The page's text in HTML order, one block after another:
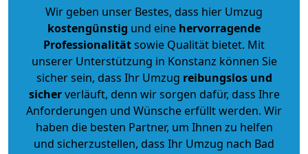
Wir geben unser Bestes, dass hier Umzug
kostengünstig und eine hervorragende
Professionalitätsowie Qualität bietet. Mit
unserer Unterstützung in Konstanz können Sie
sicher sein, dass Ihr Umzug reibungslos und
sicherverläuft, denn wir sorgen dafür, dass Ihre
Anforderungen und Wünsche erfüllt werden. Wir
haben die besten Partner, um Ihnen zu helfen
und sicherzustellen, dass Ihr Umzug nach Bad